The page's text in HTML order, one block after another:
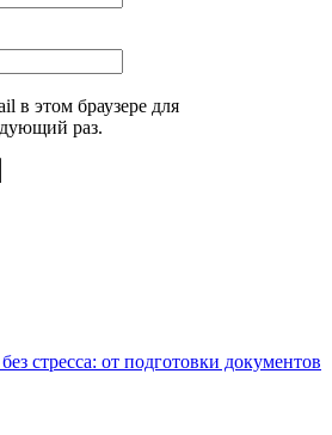
в этом браузере для
раз.
стресса: от подготовки документов